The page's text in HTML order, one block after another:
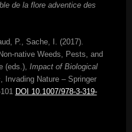
de la flore adventice des
P., Sache, I. (2017).
native Weeds, Pests, and
(eds.), Impact of Biological
, Invading Nature – Springer
DOI 10.1007/978-3-319-